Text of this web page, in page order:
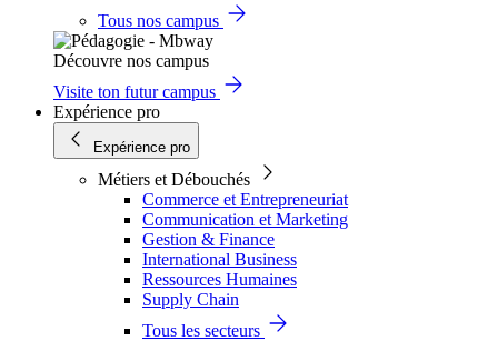
Tous nos campus
Découvre nos campus
Visite ton futur campus
Expérience pro
Expérience pro
Métiers et Débouchés
Commerce et Entrepreneuriat
Communication et Marketing
Gestion & Finance
International Business
Ressources Humaines
Supply Chain
Tous les secteurs